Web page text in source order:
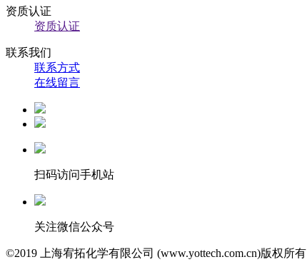
资质认证
资质认证
联系我们
联系方式
在线留言
扫码访问手机站
关注微信公众号
©2019 上海宥拓化学有限公司 (www.yottech.com.cn)版权所有